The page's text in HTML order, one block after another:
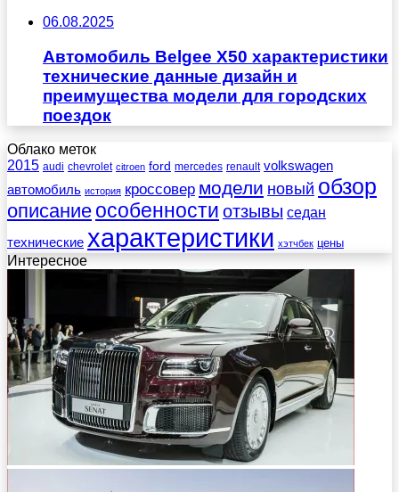
06.08.2025
Автомобиль Belgee X50 характеристики
технические данные дизайн и
преимущества модели для городских
поездок
Облако меток
2015 audi chevrolet citroen ford mercedes renault volkswagen
автомобиль история кроссовер модели новый обзор
описание особенности отзывы седан
технические характеристики хэтчбек цены
Интересное